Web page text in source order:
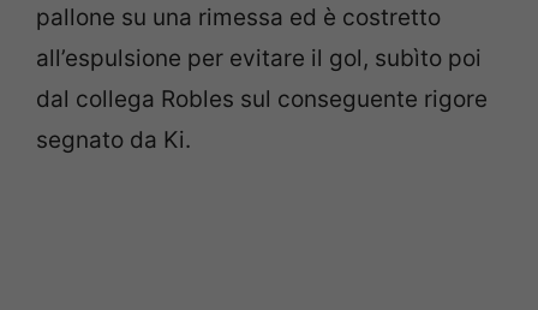
pallone su una rimessa ed è costretto
all’espulsione per evitare il gol, subìto poi
dal collega Robles sul conseguente rigore
segnato da Ki.